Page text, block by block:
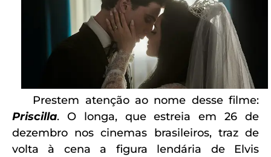
Prestem atenção ao nome desse filme:
Priscilla. O longa, que estreia em 26 de
dezembro nos cinemas brasileiros, traz de
volta à cena a figura lendária de Elvis